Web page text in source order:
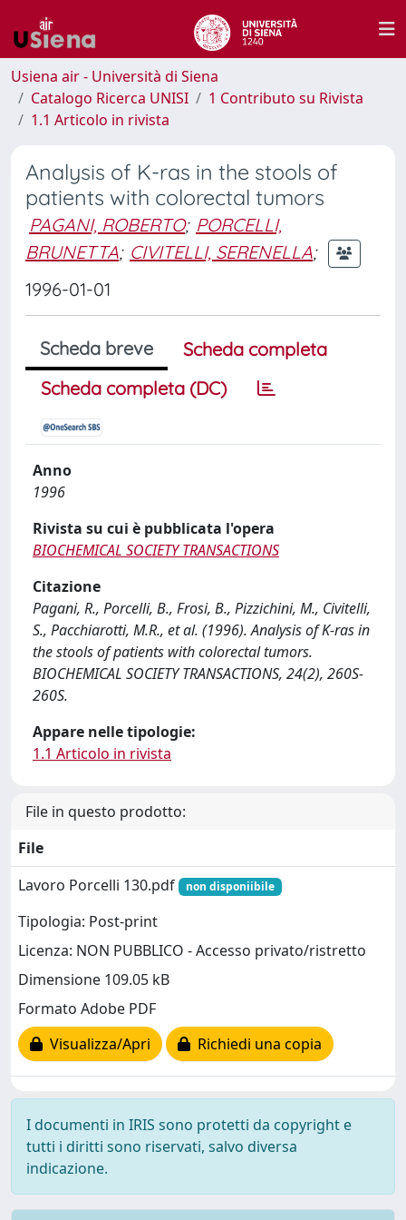
Usiena air - Università di Siena
Catalogo Ricerca UNISI
1 Contributo su Rivista
1.1 Articolo in rivista
Analysis of K-ras in the stools of
patients with colorectal tumors
PAGANI, ROBERTO; PORCELLI,
BRUNETTA; CIVITELLI, SERENELLA;
1996-01-01
Scheda breve
Scheda completa
Scheda completa (DC)
Anno
1996
Rivista su cui è pubblicata l'opera
BIOCHEMICAL SOCIETY TRANSACTIONS
Citazione
Pagani, R., Porcelli, B., Frosi, B., Pizzichini, M., Civitelli,
S., Pacchiarotti, M.R., et al. (1996). Analysis of K-ras in
the stools of patients with colorectal tumors.
BIOCHEMICAL SOCIETY TRANSACTIONS, 24(2), 260S-
260S.
Appare nelle tipologie:
1.1 Articolo in rivista
File in questo prodotto:
File
Lavoro Porcelli 130.pdf
non disponiibile
Tipologia: Post-print
Licenza: NON PUBBLICO - Accesso privato/ristretto
Dimensione 109.05 kB
Formato Adobe PDF
Visualizza/Apri
Richiedi una copia
I documenti in IRIS sono protetti da copyright e
tutti i diritti sono riservati, salvo diversa
indicazione.